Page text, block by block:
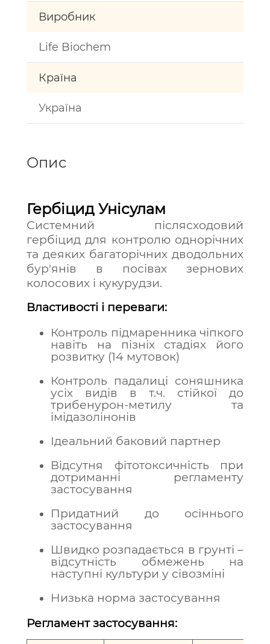
Виробник
Life Biochem
Країна
Україна
Опис
Гербіцид Унісулам
Системний післясходовий
гербіцид для контролю однорічних
та деяких багаторічних дводольних
бур'янів в посівах зернових
колосових і кукурудзи.
Властивості і переваги:
Контроль підмаренника чіпкого
навіть на пізніх стадіях його
розвитку (14 мутовок)
Контроль падалиці соняшника
усіх видів в т.ч. стійкої до
трибенурон-метилу та
імідазолінонів
Ідеальний баковий партнер
Відсутня фітотоксичність при
дотриманні регламенту
застосування
Придатний до осіннього
застосування
Швидко розпадається в грунті –
відсутність обмежень на
наступні культури у сівозміні
Низька норма застосування
Регламент застосування: